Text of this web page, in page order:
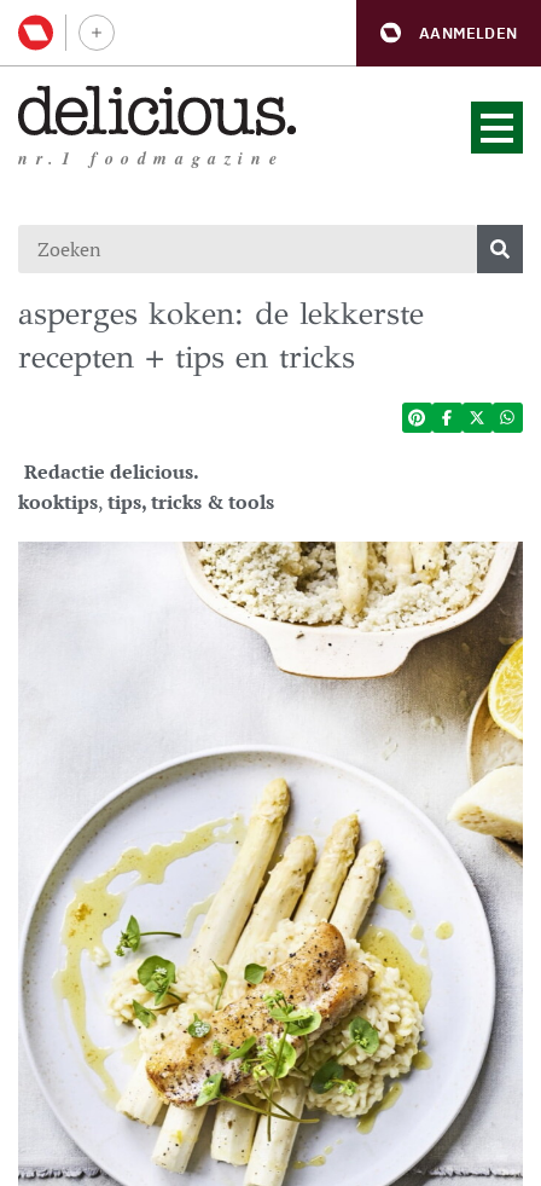
AANMELDEN
nr.1 foodmagazine
asperges koken: de lekkerste
recepten + tips en tricks
Redactie delicious.
kooktips,tips, tricks & tools